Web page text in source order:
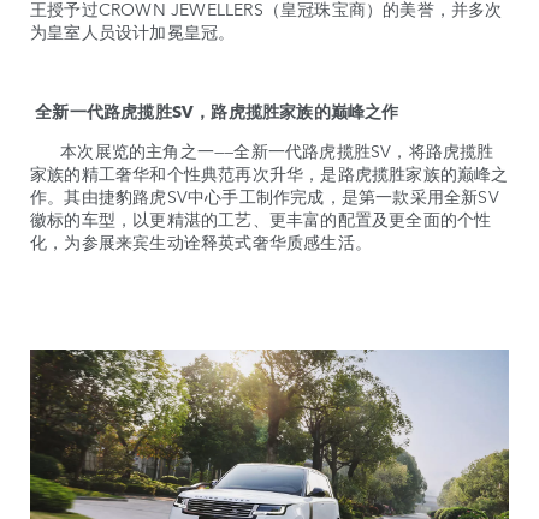
王授予过CROWN JEWELLERS（皇冠珠宝商）的美誉，并多次
为皇室人员设计加冕皇冠。
全新一代路虎揽胜SV，路虎揽胜家族的巅峰之作
本次展览的主角之一——全新一代路虎揽胜SV，将路虎揽胜
家族的精工奢华和个性典范再次升华，是路虎揽胜家族的巅峰之
作。其由捷豹路虎SV中心手工制作完成，是第一款采用全新SV
徽标的车型，以更精湛的工艺、更丰富的配置及更全面的个性
化，为参展来宾生动诠释英式奢华质感生活。